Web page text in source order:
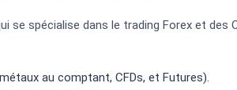
se spécialise dans le trading Forex et
au comptant, CFDs, et Futures).